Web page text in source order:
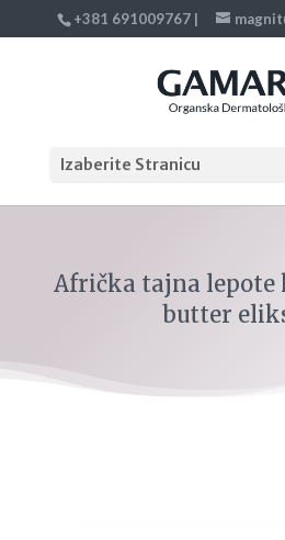
+381 691009767 |
Izaberite Stranicu
Afrička tajna lepote
butter